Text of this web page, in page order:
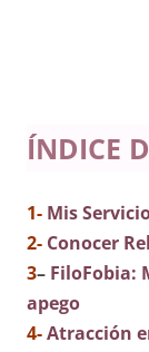
ÍNDICE
1- Mis
2- Conocer
3– FiloFobia:
apego
4-Atracción